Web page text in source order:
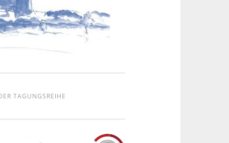
TAGUNGSREIHE